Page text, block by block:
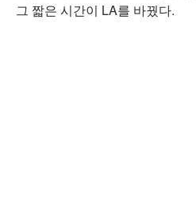
그 짧은 시간이 LA를 바꿨다.